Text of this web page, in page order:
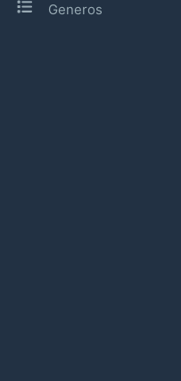
Generos